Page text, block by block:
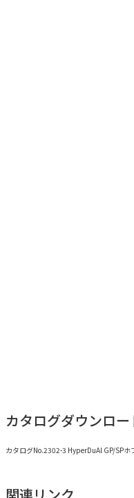
カタログダウンロー
カタログNo.2302-3 HyperDuAl GP/SP